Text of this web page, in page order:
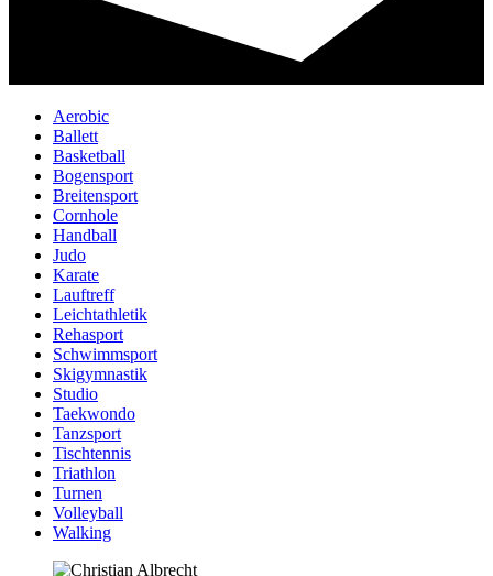
Aerobic
Ballett
Basketball
Bogensport
Breitensport
Cornhole
Handball
Judo
Karate
Lauftreff
Leichtathletik
Rehasport
Schwimmsport
Skigymnastik
Studio
Taekwondo
Tanzsport
Tischtennis
Triathlon
Turnen
Volleyball
Walking